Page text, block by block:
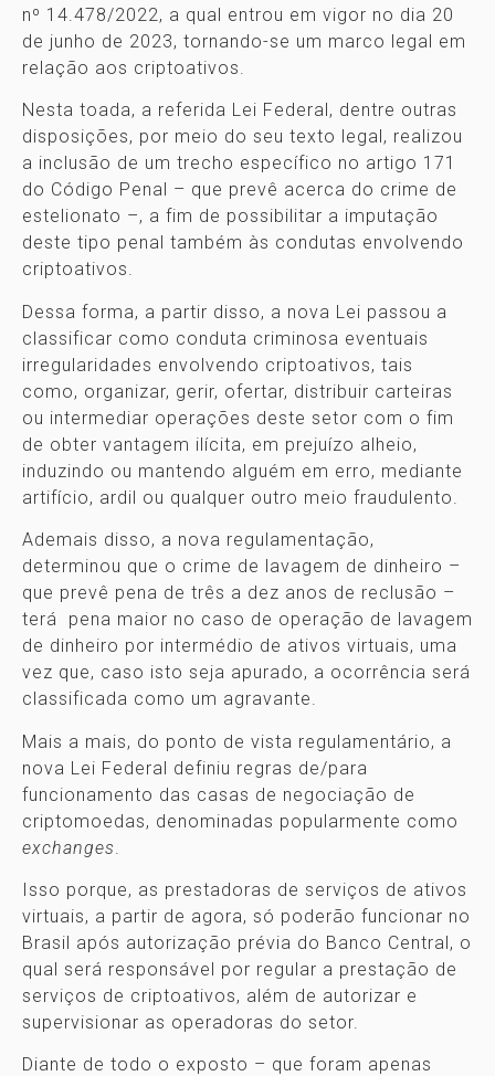
nº 14.478/2022, a qual entrou em vigor no dia 20
de junho de 2023, tornando-se um marco legal em
relação aos criptoativos.
Nesta toada, a referida Lei Federal, dentre outras
disposições, por meio do seu texto legal, realizou
a inclusão de um trecho específico no artigo 171
do Código Penal – que prevê acerca do crime de
estelionato –, a fim de possibilitar a imputação
deste tipo penal também às condutas envolvendo
criptoativos.
Dessa forma, a partir disso, a nova Lei passou a
classificar como conduta criminosa eventuais
irregularidades envolvendo criptoativos, tais
como, organizar, gerir, ofertar, distribuir carteiras
ou intermediar operações deste setor com o fim
de obter vantagem ilícita, em prejuízo alheio,
induzindo ou mantendo alguém em erro, mediante
artifício, ardil ou qualquer outro meio fraudulento.
Ademais disso, a nova regulamentação,
determinou que o crime de lavagem de dinheiro –
que prevê pena de três a dez anos de reclusão –
terá pena maior no caso de operação de lavagem
de dinheiro por intermédio de ativos virtuais, uma
vez que, caso isto seja apurado, a ocorrência será
classificada como um agravante.
Mais a mais, do ponto de vista regulamentário, a
nova Lei Federal definiu regras de/para
funcionamento das casas de negociação de
criptomoedas, denominadas popularmente como
exchanges
Isso porque, as prestadoras de serviços de ativos
virtuais, a partir de agora, só poderão funcionar no
Brasil após autorização prévia do Banco Central, o
qual será responsável por regular a prestação de
serviços de criptoativos, além de autorizar e
supervisionar as operadoras do setor.
Diante de todo o exposto – que foram apenas